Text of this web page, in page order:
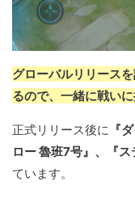
グローバルリリース
るので、一緒に戦い
正式リリース後に 『
ロー 魯班7号』、『
ています。